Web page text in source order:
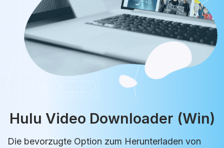
Hulu Video Downloader (Win)
Die bevorzugte Option zum Herunterladen von